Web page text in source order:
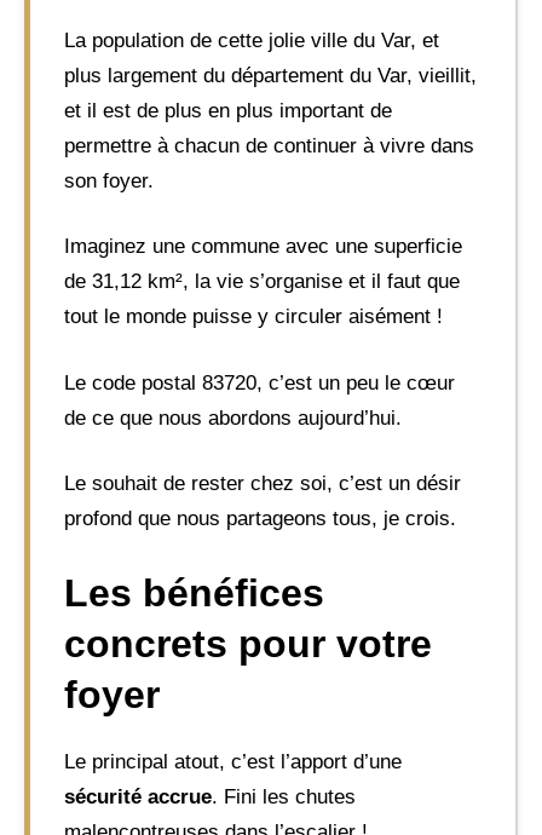
La population de cette jolie ville du Var, et
plus largement du département du Var, vieillit,
et il est de plus en plus important de
permettre à chacun de continuer à vivre dans
son foyer.
Imaginez une commune avec une superficie
de 31,12 km², la vie s’organise et il faut que
tout le monde puisse y circuler aisément !
Le code postal 83720, c’est un peu le cœur
de ce que nous abordons aujourd’hui.
Le souhait de rester chez soi, c’est un désir
profond que nous partageons tous, je crois.
Les bénéfices
concrets pour votre
foyer
Le principal atout, c’est l’apport d’une
sécurité accrue. Fini les chutes